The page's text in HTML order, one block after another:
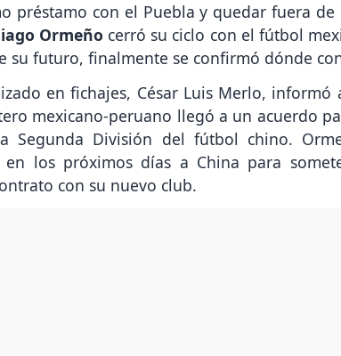
préstamo con el Puebla y quedar fuera de
Ormeño cerró su ciclo con el fútbol
su futuro, finalmente se confirmó dónde
en fichajes, César Luis Merlo, informó
mexicano-peruano llegó a un acuerdo
Segunda División del fútbol chino.
los próximos días a China para
con su nuevo club.